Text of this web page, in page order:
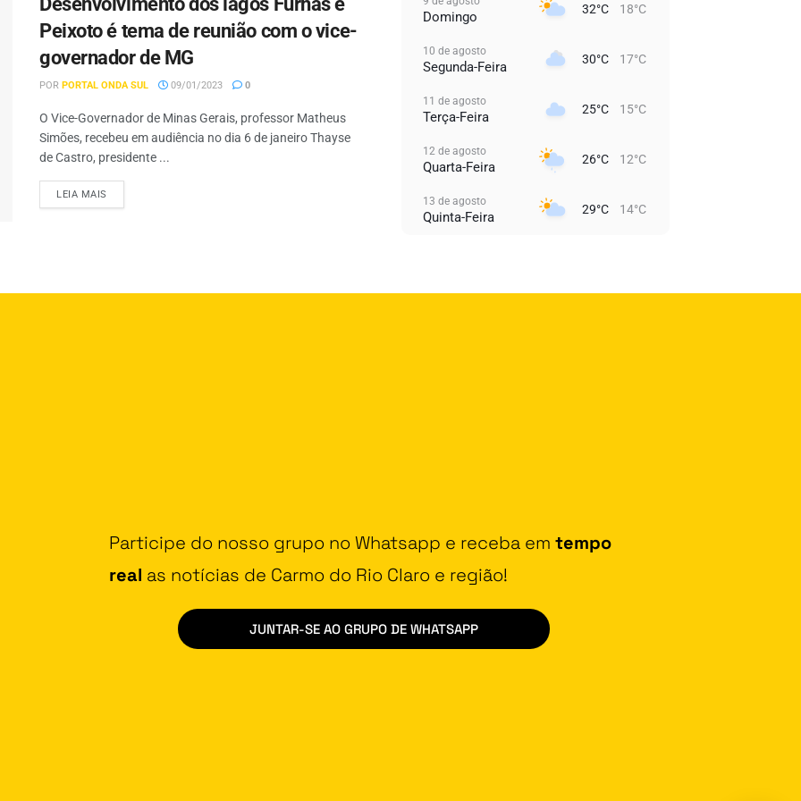
Peixoto é tema de reunião com o vice-
governador de MG
POR PORTAL ONDA SUL 09/01/2023 0
O Vice-Governador de Minas Gerais, professor Matheus
Simões, recebeu em audiência no dia 6 de janeiro Thayse
de Castro, presidente ...
LEIA MAIS
Domingo 32°C 18°C
10 de agosto
Segunda-Feira 30°C 17°C
11 de agosto
Terça-Feira 25°C 15°C
12 de agosto
Quarta-Feira 26°C 12°C
13 de agosto
Quinta-Feira 29°C 14°C
Participe do nosso grupo no Whatsapp e receba em tempo
real as notícias de Carmo do Rio Claro e região!
JUNTAR-SE AO GRUPO DE WHATSAPP